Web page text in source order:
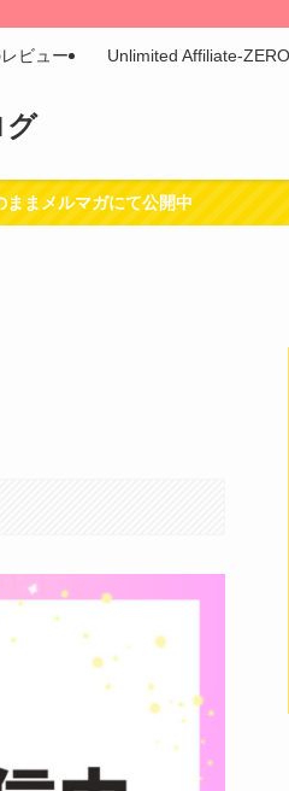
グ
ビュー Unlimited Affiliate-
まメルマガにて公開中